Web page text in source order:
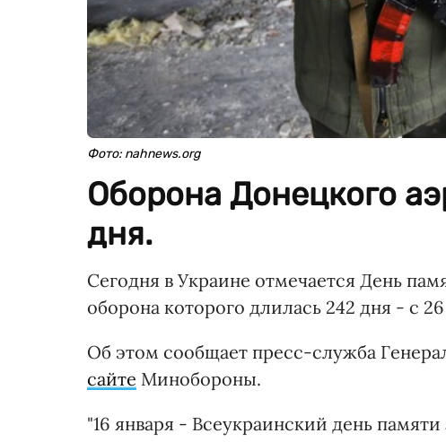
Фото: nahnews.org
Оборона Донецкого
дня.
Сегодня в Украине отмечается День
оборона которого длилась 242 дня - с
Об этом сообщает пресс-служба
сайте Минобороны.
"16 января - Всеукраинский день